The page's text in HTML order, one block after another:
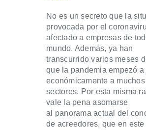
No es un secreto que la
provocada por el
afectado a empresas de
mundo. Además, ya han
transcurrido varios meses
que la pandemia empezó
económicamente a muchos
sectores. Por esta misma
vale la pena asomarse
al panorama actual del
de acreedores, que en este